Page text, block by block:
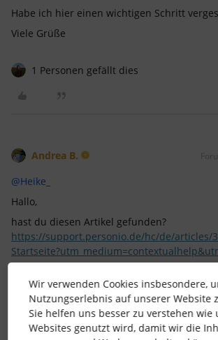
Habe ich hier einen wichtigen Schritt
Viele Grüße
1 Personen gefällt dies
Andrea B.
@Heike_
Hallo,
hast du diesen Artikel gefunden?
https://support.personio.de/hc/de/articles/
Im Bereich, Widgets auf der linken Seite
feiern. Hier geht man in die
Berechtigung für diese Ansicht.
Wir verwenden Cookies insbesondere,
Nutzungserlebnis auf unserer Website
Sie helfen uns besser zu verstehen wie
Websites genutzt wird, damit wir die